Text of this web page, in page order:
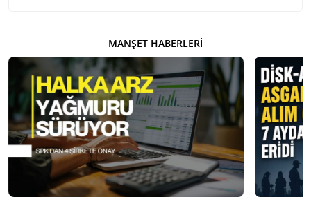
MANŞET HABERLERI